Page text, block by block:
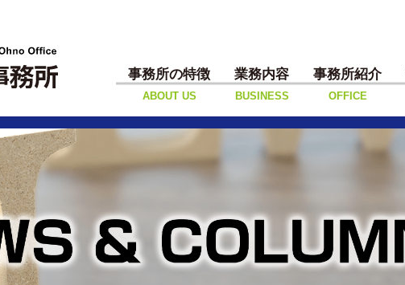
事務所の特徴
ABOUT US
業務内容
BUSINESS
事務所紹介
OFFICE